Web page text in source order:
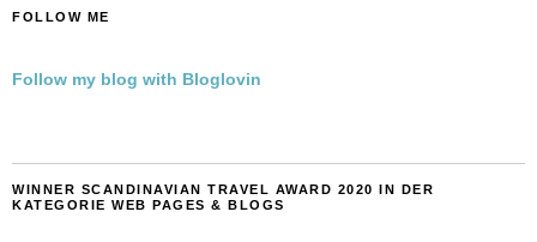
FOLLOW ME
Follow my blog with Bloglovin
WINNER SCANDINAVIAN TRAVEL AWARD 2020 IN DER
KATEGORIE WEB PAGES & BLOGS